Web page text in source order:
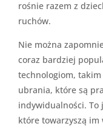
rośnie razem z
ruchów.
Nie można
coraz bardziej
technologiom,
ubrania, które są
indywidualności. To
które towarzyszą im